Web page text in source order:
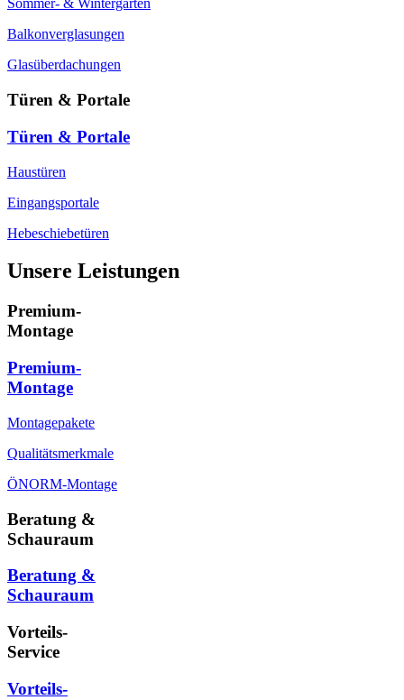
Sommer- & Wintergärten
Balkonverglasungen
Glasüberdachungen
Türen & Portale
Türen & Portale
Haustüren
Eingangsportale
Hebeschiebetüren
Unsere Leistungen
Premium-
Montage
Premium-
Montage
Montagepakete
Qualitätsmerkmale
ÖNORM-Montage
Beratung &
Schauraum
Beratung &
Schauraum
Vorteils-
Service
Vorteils-